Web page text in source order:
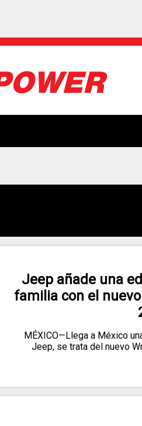
Jeep añade una
familia con el
MÉXICO—Llega a México
Jeep, se trata del nuevo